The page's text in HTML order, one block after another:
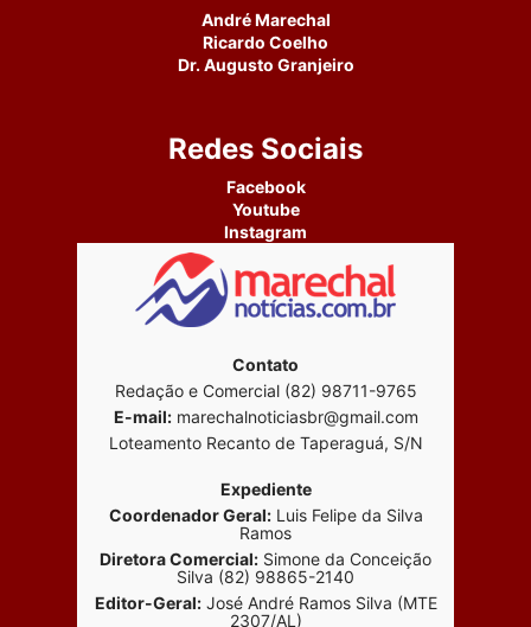
André Marechal
Ricardo Coelho
Dr. Augusto Granjeiro
Redes Sociais
Facebook
Youtube
Instagram
Contato
Redação e Comercial (82) 98711-9765
E-mail:marechalnoticiasbr@gmail.com
Loteamento Recanto de Taperaguá, S/N
Expediente
Coordenador Geral:Luis Felipe da Silva
Ramos
Diretora Comercial: Simone da Conceição
Silva (82) 98865-2140
Editor-Geral:José André Ramos Silva (MTE
2307/AL)